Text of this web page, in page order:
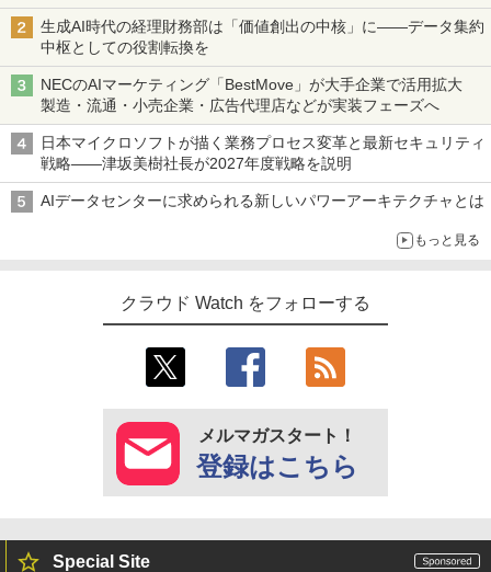
生成AI時代の経理財務部は「価値創出の中核」に――データ集約
中枢としての役割転換を
NECのAIマーケティング「BestMove」が大手企業で活用拡大
製造・流通・小売企業・広告代理店などが実装フェーズへ
日本マイクロソフトが描く業務プロセス変革と最新セキュリティ
戦略――津坂美樹社長が2027年度戦略を説明
AIデータセンターに求められる新しいパワーアーキテクチャとは
もっと見る
クラウド Watch をフォローする
メルマガスタート！
登録はこちら
Special Site